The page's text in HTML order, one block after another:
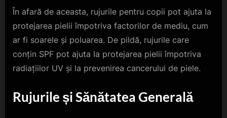
În afară de aceasta, rujurile pentru copii pot ajuta la
protejarea pielii împotriva factorilor de mediu, cum
ar fi soarele și poluarea. De pildă, rujurile care
conțin SPF pot ajuta la protejarea pielii împotriva
radiațiilor UV și la prevenirea cancerului de piele.
Rujurile și Sănătatea Generală